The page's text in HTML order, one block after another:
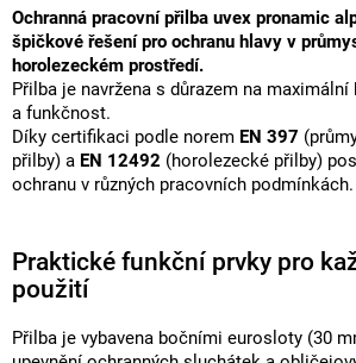
Ochranná pracovní přilba uvex pronamic
špičkové řešení pro ochranu hlavy v
horolezeckém prostředí.
Přilba je navržena s důrazem na
a funkčnost.
Díky certifikaci podle norem EN 397
přilby) a EN 12492 (horolezecké přilby)
ochranu v různých pracovních podmínkách.
Praktické funkční prvky pro
použití
Přilba je vybavena bočními eurosloty (30